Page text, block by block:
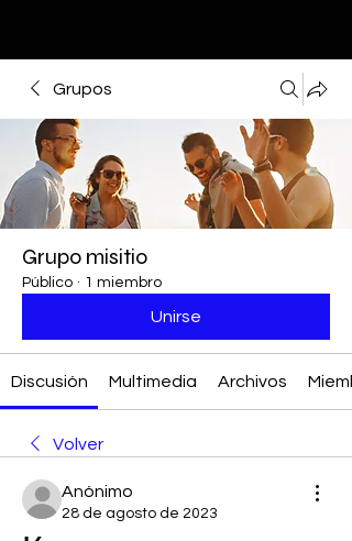
Grupos
Grupo misitio
Público · 1 miembro
Unirse
Discusión Multimedia Archivos
Volver
Anónimo
28 de agosto de 2023